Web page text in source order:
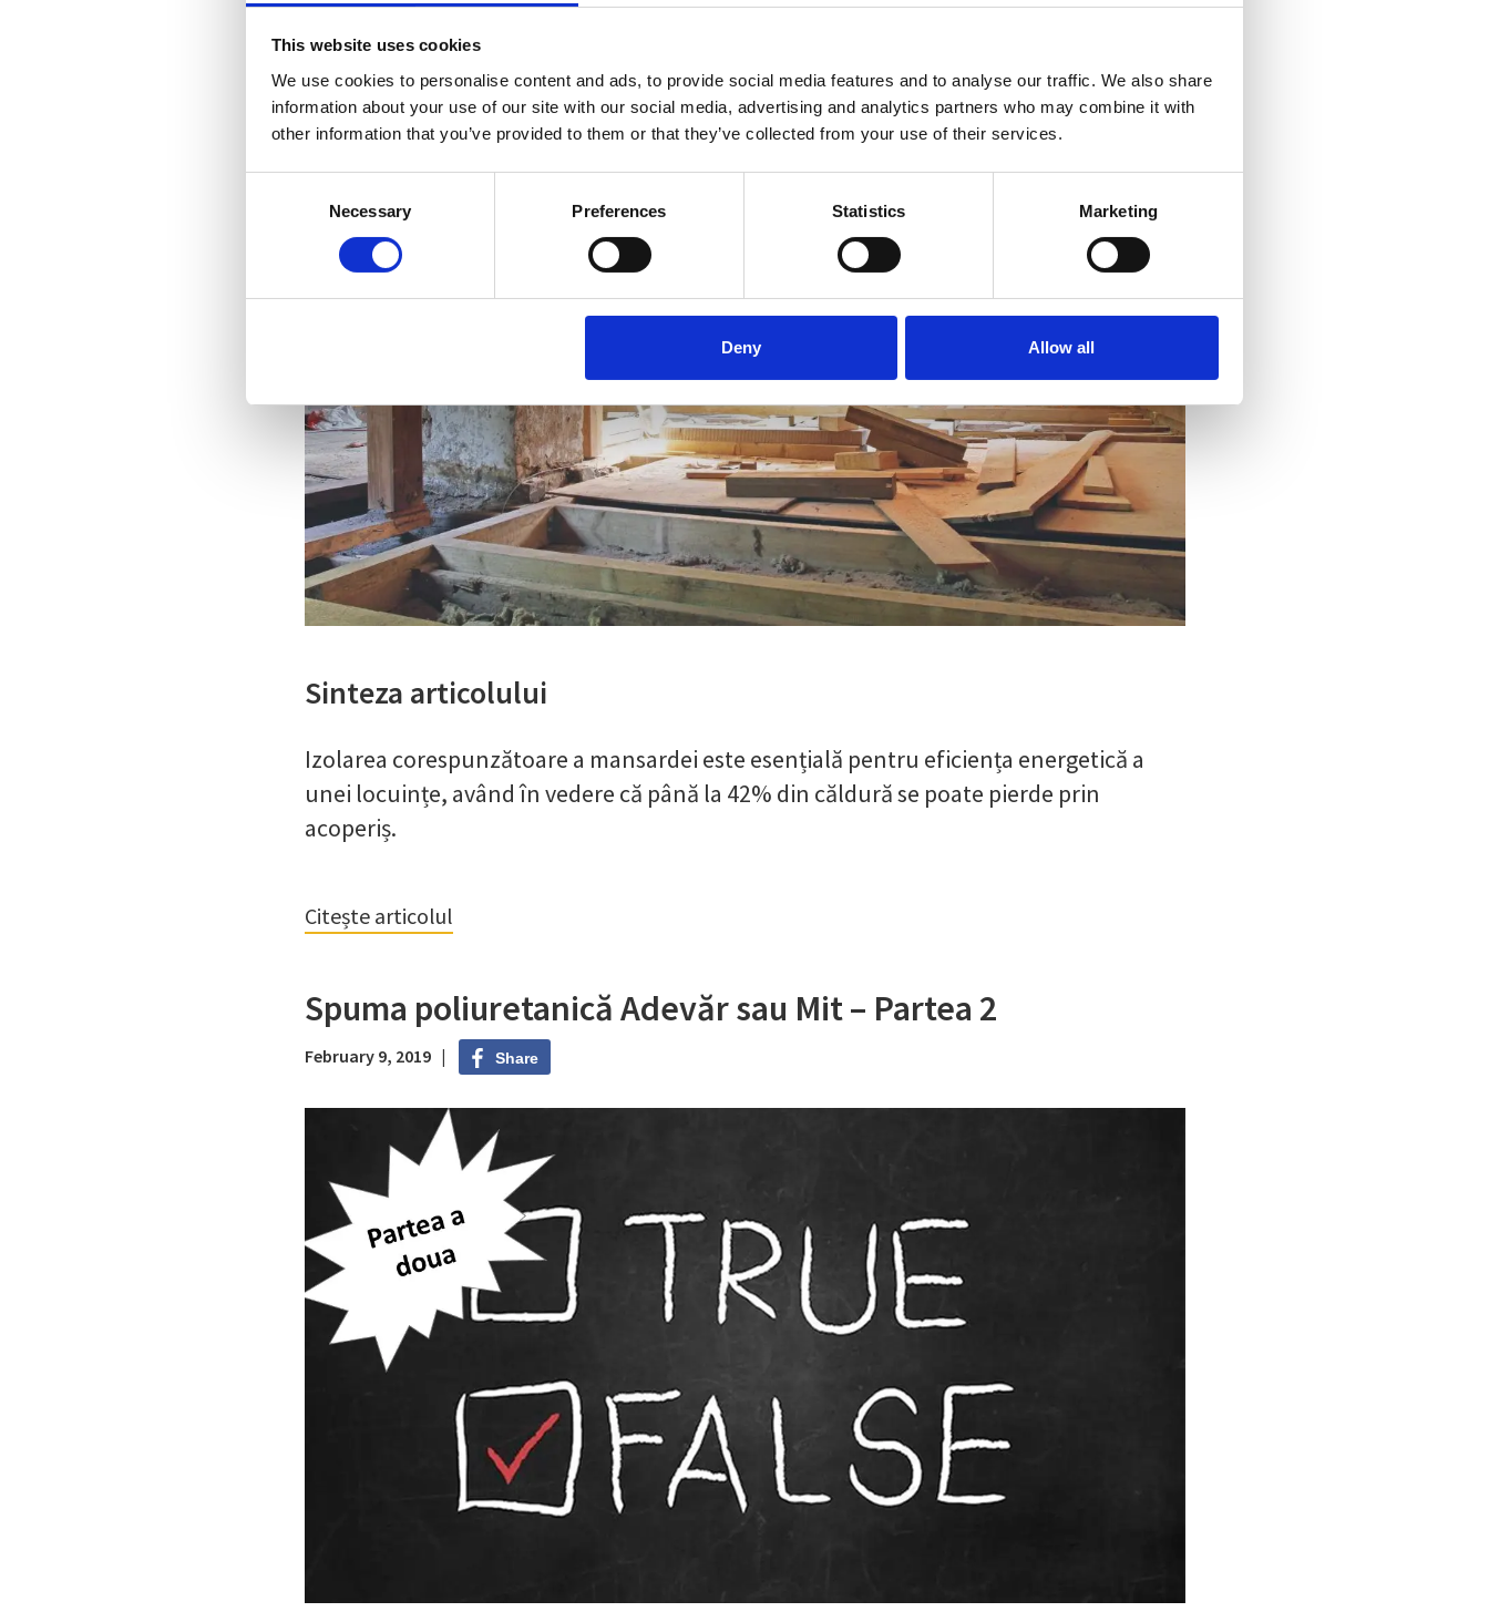
This website uses cookies
We use cookies to personalise content and ads, to provide social media features and to analyse our traffic. We also share
information about your use of our site with our social media, advertising and analytics partners who may combine it with
other information that you’ve provided to them or that they’ve collected from your use of their services.
Necessary Preferences Statistics Marketing
Deny Allow all
Sinteza articolului
Izolarea corespunzătoare a mansardei este esențială pentru eficiența energetică a
unei locuințe, având în vedere că până la 42% din căldură se poate pierde prin
acoperiș.
Citește articolul
Spuma poliuretanică Adevăr sau Mit – Partea 2
February 9, 2019 | Share